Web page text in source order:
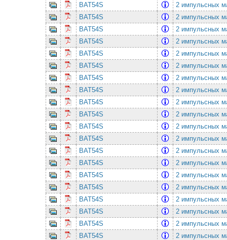
BAT54S
2 импульсных
BAT54S
2 импульсных
BAT54S
2 импульсных
BAT54S
2 импульсных
BAT54S
2 импульсных
BAT54S
2 импульсных
BAT54S
2 импульсных
BAT54S
2 импульсных
BAT54S
2 импульсных
BAT54S
2 импульсных
BAT54S
2 импульсных
BAT54S
2 импульсных
BAT54S
2 импульсных
BAT54S
2 импульсных
BAT54S
2 импульсных
BAT54S
2 импульсных
BAT54S
2 импульсных
BAT54S
2 импульсных
BAT54S
2 импульсных
BAT54S
2 импульсных